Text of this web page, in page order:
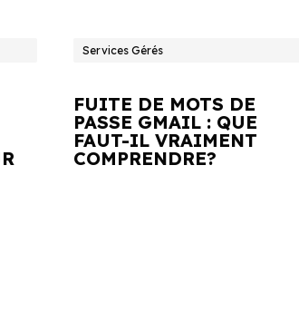
Services Gérés
FUITE DE MOTS DE
PASSE GMAIL : QUE
FAUT-IL VRAIMENT
COMPRENDRE?